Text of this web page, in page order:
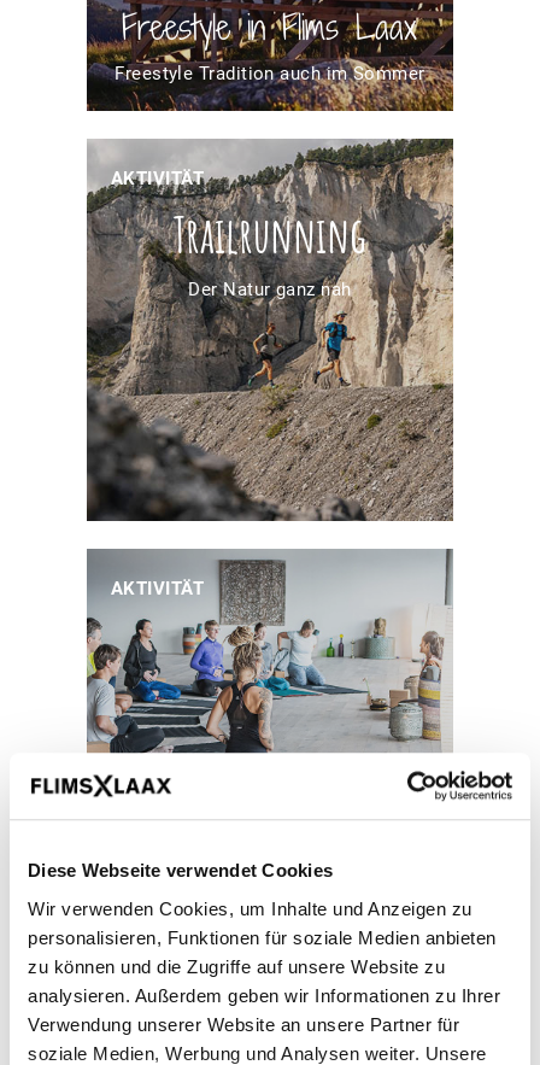
Diese Webseite verwendet Cookies
Wir verwenden Cookies, um Inhalte und Anzeigen zu
personalisieren, Funktionen für soziale Medien anbieten
zu können und die Zugriffe auf unsere Website zu
analysieren. Außerdem geben wir Informationen zu Ihrer
Verwendung unserer Website an unsere Partner für
soziale Medien, Werbung und Analysen weiter. Unsere
Freestyle in Flims Laax
Freestyle Tradition auch im Sommer
AKTIVITÄT
Trailrunning
Der Natur ganz nah
AKTIVITÄT
NATUR